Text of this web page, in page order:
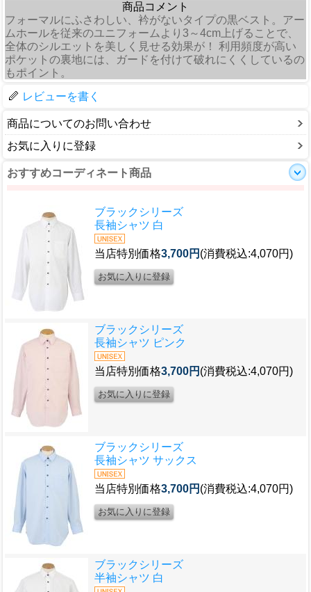
商品コメント
フォーマルにふさわしい、衿がないタイプの黒ベスト。アー
ムホールを従来のユニフォームより3～4cm上げることで、
全体のシルエットを美しく見せる効果が！ 利用頻度が高い
ポケットの裏地には、ガードを付けて破れにくくしているの
もポイント。
レビューを書く
商品についてのお問い合わせ
お気に入りに登録
おすすめコーディネート商品
ブラックシリーズ
長袖シャツ 白
当店特別価格3,700円 (消費税込:4,070円)
ブラックシリーズ
長袖シャツ ピンク
当店特別価格3,700円 (消費税込:4,070円)
ブラックシリーズ
長袖シャツ サックス
当店特別価格3,700円 (消費税込:4,070円)
ブラックシリーズ
半袖シャツ 白